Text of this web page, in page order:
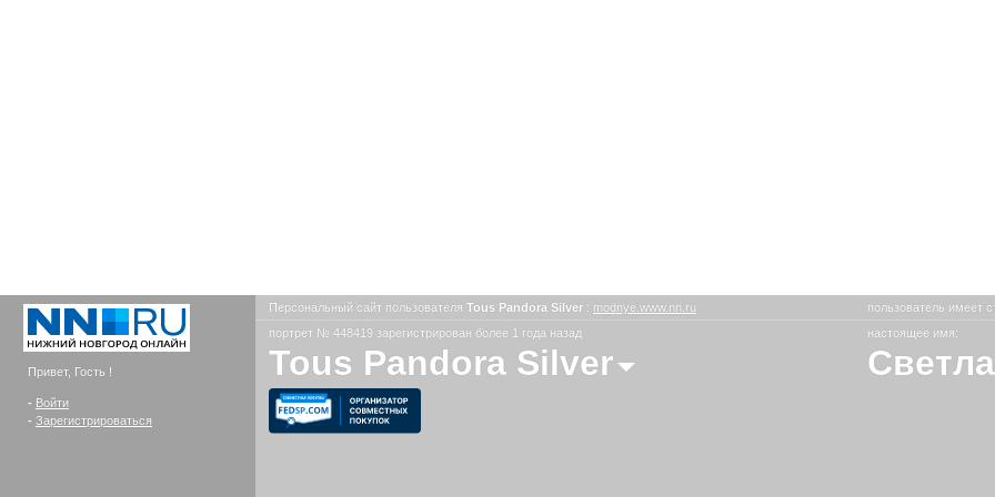
Привет, Гость !
- Войти
- Зарегистрироваться
Персональный сайт пользователя Tous Pandora Silver : modnye.www.nn.ru пользователь имеет
портрет № 448419 зарегистрирован более 1 года назад
Tous Pandora Silver
настоящее имя: